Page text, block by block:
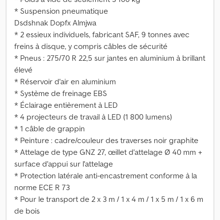
* Suspension pneumatique
Dsdshnak Dopfx Almjwa
* 2 essieux individuels, fabricant SAF, 9 tonnes avec
freins à disque, y compris câbles de sécurité
* Pneus : 275/70 R 22,5 sur jantes en aluminium à brillant
élevé
* Réservoir d'air en aluminium
* Système de freinage EBS
* Éclairage entièrement à LED
* 4 projecteurs de travail à LED (1 800 lumens)
* 1 câble de grappin
* Peinture : cadre/couleur des traverses noir graphite
* Attelage de type GNZ 27, œillet d'attelage Ø 40 mm +
surface d'appui sur l'attelage
* Protection latérale anti-encastrement conforme à la
norme ECE R 73
* Pour le transport de 2 x 3 m / 1 x 4 m / 1 x 5 m / 1 x 6 m
de bois